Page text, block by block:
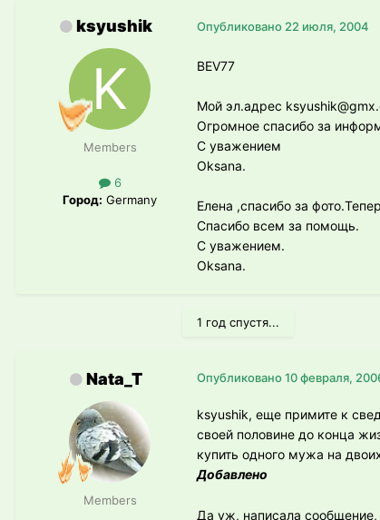
ksyushik
Members
6
Город: Germany
Опубликовано 22 июля, 2004
BEV77
Moй эл.адрес
Огромное спасибо за
С уважением
Oksana.
Елена ,спасибо за
Спасибо всем за помощь.
С уважением.
Oksana.
1 год спустя...
Nata_T
Members
Опубликовано10 февраля,
ksyushik, еще примите к
своей половине до конца
купить одного мужа на
Добавлено
Да уж, написала сообщение,